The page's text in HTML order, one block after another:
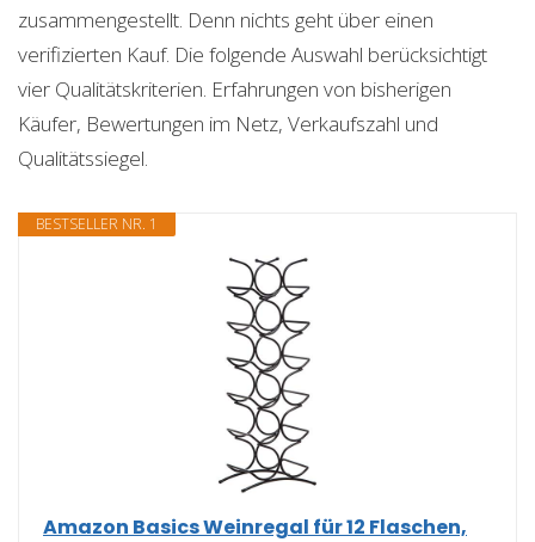
zusammengestellt. Denn nichts geht über einen
verifizierten Kauf. Die folgende Auswahl berücksichtigt
vier Qualitätskriterien. Erfahrungen von bisherigen
Käufer, Bewertungen im Netz, Verkaufszahl und
Qualitätssiegel.
BESTSELLER NR. 1
Amazon Basics Weinregal für 12 Flaschen,